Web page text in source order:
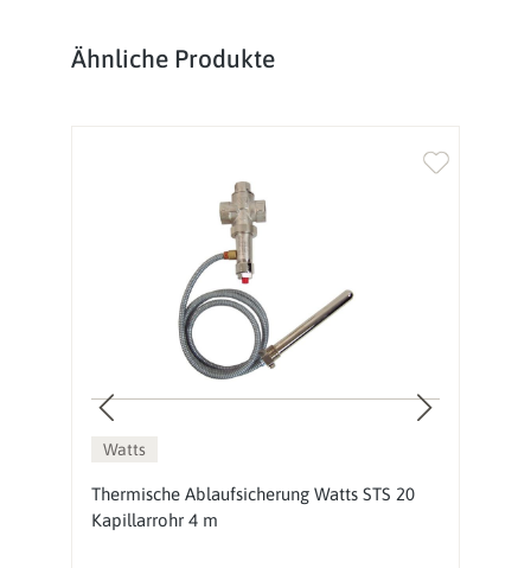
Produktgalerie überspringen
Ähnliche Produkte
Watts
Thermische Ablaufsicherung Watts STS 20
Kapillarrohr 4 m